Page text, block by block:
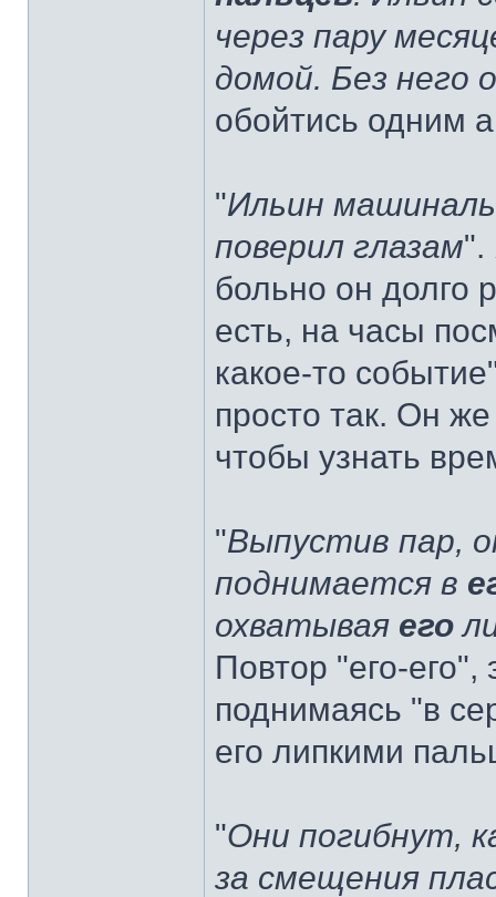
через пару
домой. Без него
обойтись одним
"Ильин
поверил глазам".
больно он долго
есть, на часы
какое-то
просто так. Он
чтобы узнать
"Выпустив пар,
поднимается в
охватывая его
Повтор "его-
поднимаясь "в
его липкими
"Они погибнут,
за смещения